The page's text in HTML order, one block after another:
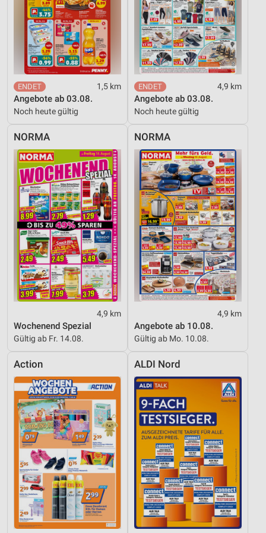
1,5 km
Angebote ab 03.08.
Noch heute gültig
4,9 km
Angebote ab 03.08.
Noch heute gültig
NORMA
4,9 km
Wochenend Spezial
Gültig ab Fr. 14.08.
NORMA
4,9 km
Angebote ab 10.08.
Gültig ab Mo. 10.08.
Action ALDI Nord